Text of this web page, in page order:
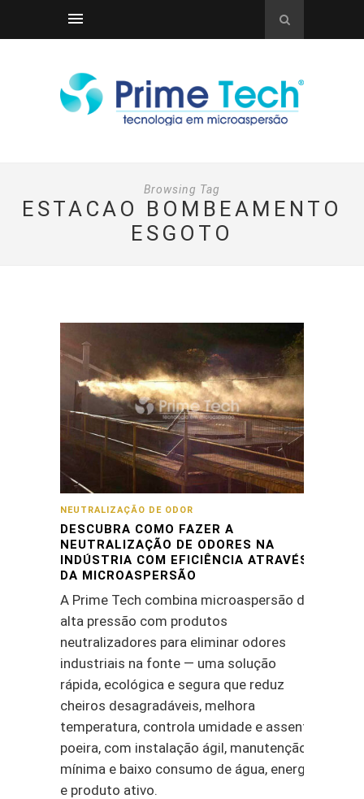
Browsing Tag
ESTACAO BOMBEAMENTO
ESGOTO
NEUTRALIZAÇÃO DE ODOR
DESCUBRA COMO FAZER A
NEUTRALIZAÇÃO DE ODORES NA
INDÚSTRIA COM EFICIÊNCIA ATRAVÉS
DA MICROASPERSÃO
A Prime Tech combina microaspersão de
alta pressão com produtos
neutralizadores para eliminar odores
industriais na fonte — uma solução
rápida, ecológica e segura que reduz
cheiros desagradáveis, melhora
temperatura, controla umidade e assenta
poeira, com instalação ágil, manutenção
mínima e baixo consumo de água, energia
e produto ativo.